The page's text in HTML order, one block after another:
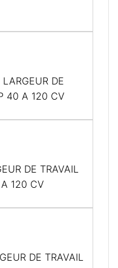
DE
40 A 120 CV
DE TRAVAIL
120 CV
DE TRAVAIL